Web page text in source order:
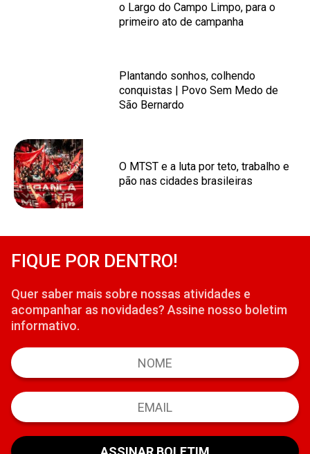
o Largo do Campo Limpo, para o
primeiro ato de campanha
Plantando sonhos, colhendo
conquistas | Povo Sem Medo de
São Bernardo
O MTST e a luta por teto, trabalho e
pão nas cidades brasileiras
FIQUE POR DENTRO!
Quer saber mais sobre nossas atividades e
acompanhar as novidades? Assine nosso boletim
informativo.